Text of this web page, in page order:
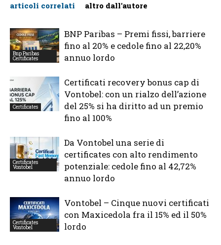
articoli correlati altro dall'autore
Bnp Paribas
Certificates
BNP Paribas – Premi fissi, barriere
fino al 20% e cedole fino al 22,20%
annuo lordo
Certificates
Certificati recovery bonus cap di
Vontobel: con un rialzo dell’azione
del 25% si ha diritto ad un premio
fino al 100%
Certificates
Vontobel
Da Vontobel una serie di
certificates con alto rendimento
potenziale: cedole fino al 42,72%
annuo lordo
Certificates
Vontobel
Vontobel – Cinque nuovi certificati
con Maxicedola fra il 15% ed il 50%
lordo